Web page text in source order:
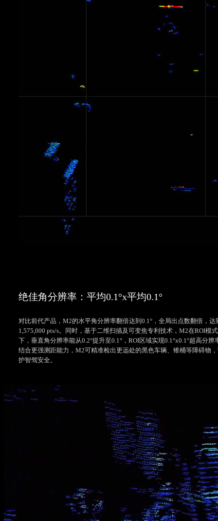
绝佳角分辨率：平均0.1°x平均0.1°
对比前代产品，M2的水平角分辨率翻倍达到0.1°，全局出点数翻倍，达
1,575,000 pts/s。同时，基于二维扫描及可变焦专利技术，M2在ROI模式
下，垂直角分辨率能从0.2°提升至0.1°，ROI区域实现0.1°x0.1°超高分辨
结合更强测距能力，M2可精准检出更远处的黑色车辆、锥桶等障碍物
护智驾安全。